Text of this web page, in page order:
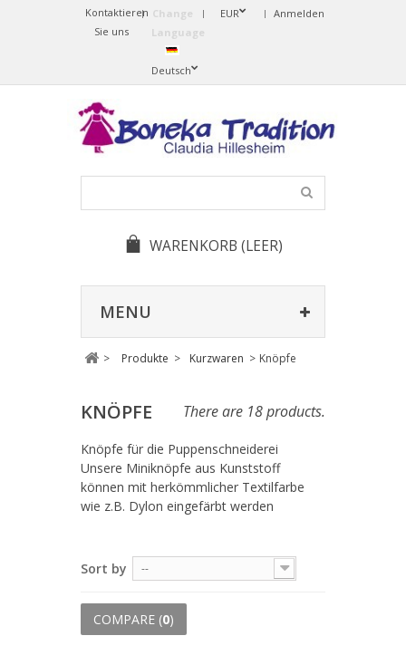
Anmelden
EUR
Change
Language
Deutsch
Kontaktieren
Sie uns
WARENKORB (LEER)
MENU
> Produkte > Kurzwaren > Knöpfe
KNÖPFE There are 18 products.
Knöpfe für die Puppenschneiderei
Unsere Miniknöpfe aus Kunststoff
können mit herkömmlicher Textilfarbe
wie z.B. Dylon eingefärbt werden
Sort by --
COMPARE (0)